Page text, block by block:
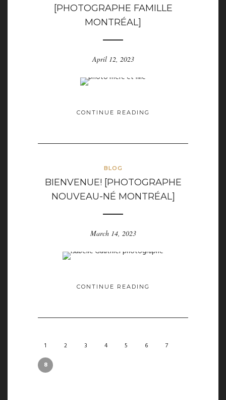
[PHOTOGRAPHE FAMILLE
MONTRÉAL]
April 12, 2023
CONTINUE READING
BLOG
BIENVENUE! [PHOTOGRAPHE
NOUVEAU-NÉ MONTRÉAL]
March 14, 2023
CONTINUE READING
1 2 3 4 5 6
7
8